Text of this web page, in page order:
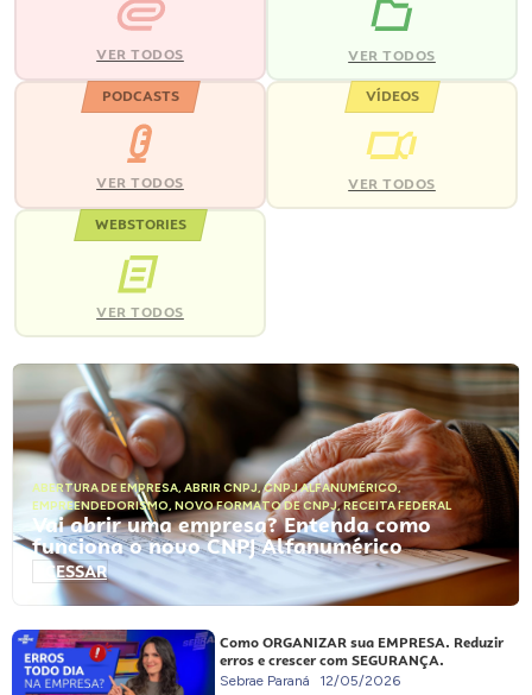
VER TODOS VER TODOS
PODCASTS
VER TODOS
VÍDEOS
VER TODOS
WEBSTORIES
VER TODOS
ABERTURA DE EMPRESA, ABRIR CNPJ,CNPJ ALFANUMÉRICO,
EMPREENDEDORISMO, NOVO FORMATO DE CNPJ,RECEITA FEDERAL
Vai abrir uma empresa? Entenda como
funciona o novo CNPJ Alfanumérico
ACESSAR
Como ORGANIZAR sua EMPRESA. Reduzir
erros e crescer com SEGURANÇA.
Sebrae Paraná 12/05/2026